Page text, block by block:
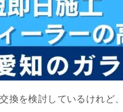
換を検討しているけれど